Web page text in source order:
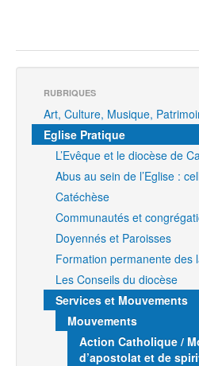
RUBRIQUES
Art, Culture, Musique,
Eglise Pratique
L’Evêque et le diocèse de
Abus au sein de l’Eglise :
Catéchèse
Communautés et
Doyennés et Paroisses
Formation permanente des
Les Conseils du diocèse
Services et Mouvements
Mouvements
Action Catholique /
d’apostolat et de